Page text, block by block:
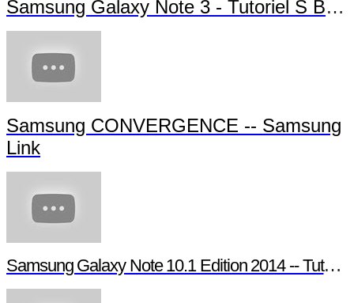
Samsung Galaxy Note 3 - Tutoriel S Beam